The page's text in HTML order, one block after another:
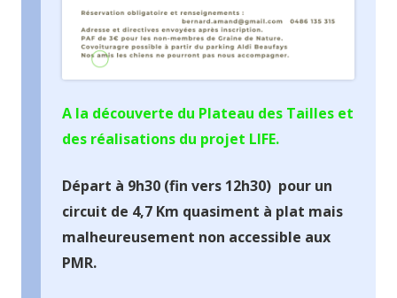
A la découverte du Plateau des Tailles et
des réalisations du projet LIFE.
Départ à 9h30 (fin vers 12h30) pour un
circuit de 4,7 Km quasiment à plat mais
malheureusement non accessible aux
PMR.